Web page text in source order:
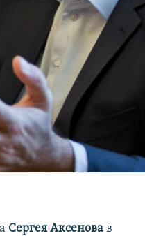
Сергея Аксенова в